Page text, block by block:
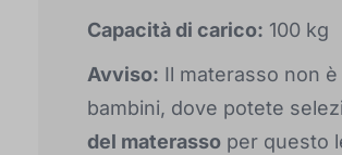
Capacità di carico: 100 kg
Avviso: Il materasso non
bambini, dove potete
del materasso per questo